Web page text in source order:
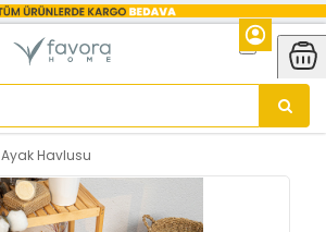
Ayak Havlusu